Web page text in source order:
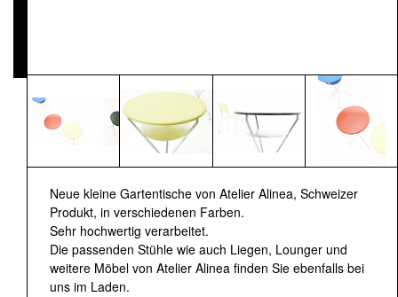
Neue kleine Gartentische von Atelier Alinea, Schweizer
Produkt, in verschiedenen Farben.
Sehr hochwertig verarbeitet.
Die passenden Stühle wie auch Liegen, Lounger und
weitere Möbel von Atelier Alinea finden Sie ebenfalls bei
uns im Laden.